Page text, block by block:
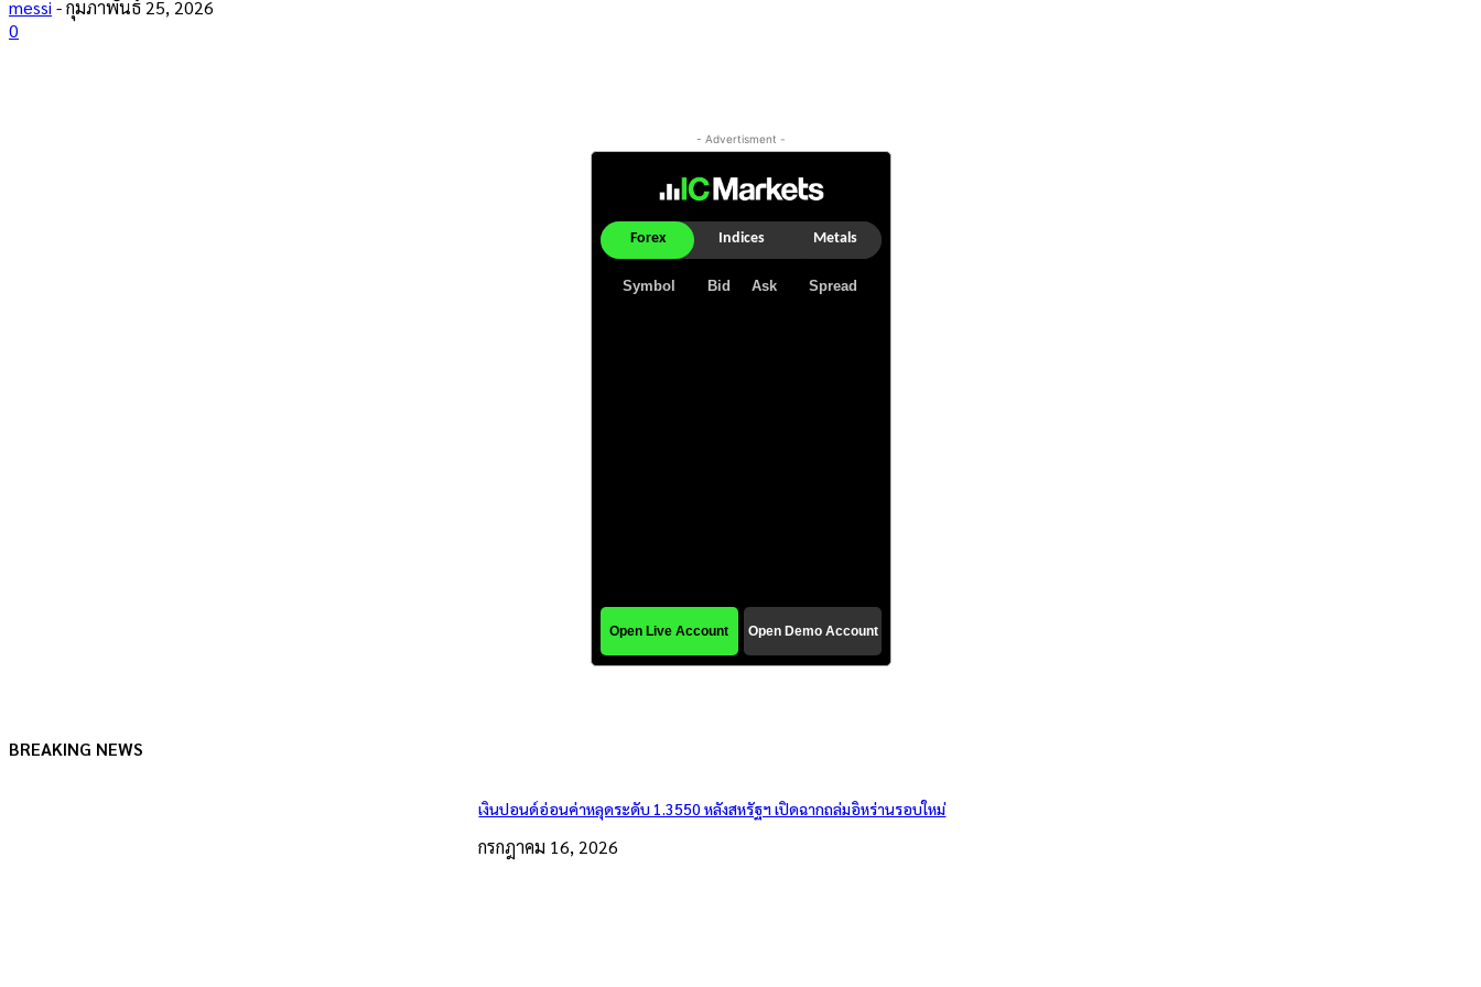
messi -กุมภาพันธ์ 25, 2026
0
- Advertisment -
BREAKING NEWS
เงินปอนด์อ่อนค่าหลุดระดับ 1.3550 หลังสหรัฐฯ เปิดฉากถล่มอิหร่านรอบใหม่
กรกฎาคม 16, 2026